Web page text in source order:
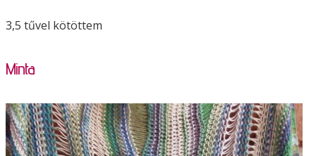
3,5 tűvel kötöttem
Minta